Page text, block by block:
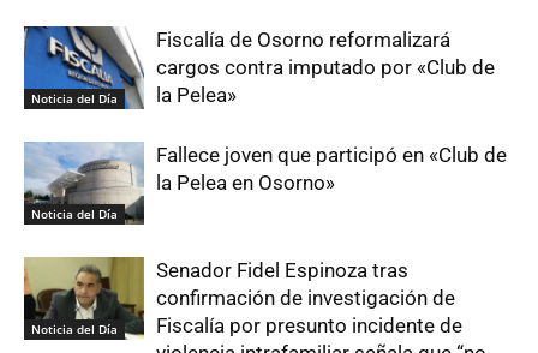
Noticia del Día
Fiscalía de Osorno reformalizará
cargos contra imputado por «Club de
la Pelea»
Noticia del Día
Fallece joven que participó en «Club de
la Pelea en Osorno»
Noticia del Día
Senador Fidel Espinoza tras
confirmación de investigación de
Fiscalía por presunto incidente de